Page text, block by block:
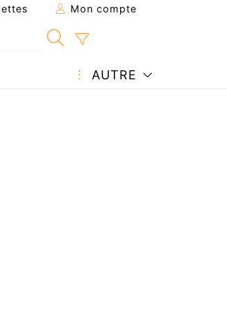
Mon compte
AUTRE
ami à l'auteur
photo de cette